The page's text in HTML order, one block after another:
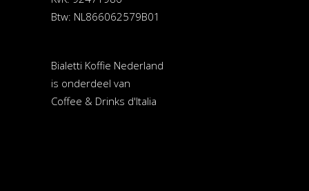
Btw: NL866062579B01
Bialetti Koffie Nederland
is onderdeel van
Coffee & Drinks d'Italia